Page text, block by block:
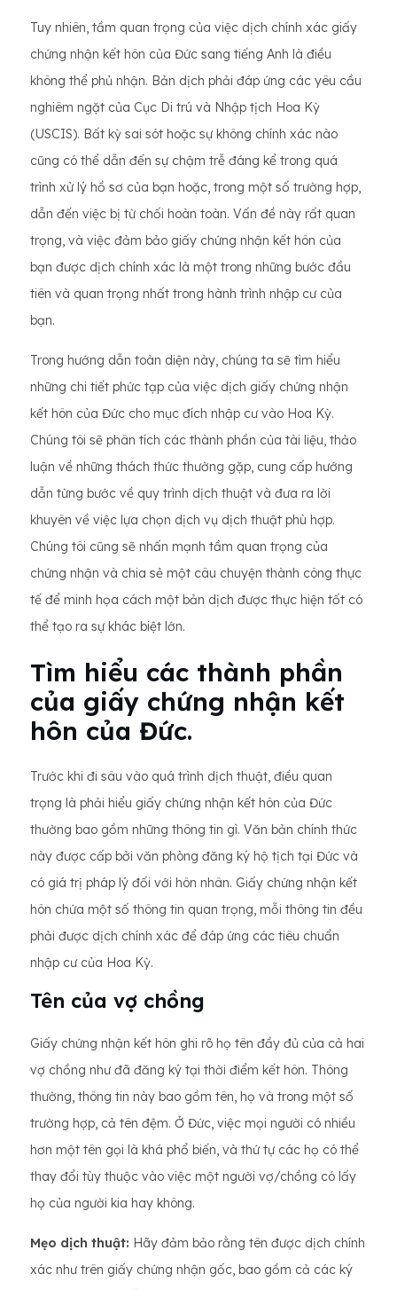
Tuy nhiên, tầm quan trọng của việc dịch chính xác giấy
chứng nhận kết hôn của Đức sang tiếng Anh là điều
không thể phủ nhận. Bản dịch phải đáp ứng các yêu cầu
nghiêm ngặt của Cục Di trú và Nhập tịch Hoa Kỳ
(USCIS). Bất kỳ sai sót hoặc sự không chính xác nào
cũng có thể dẫn đến sự chậm trễ đáng kể trong quá
trình xử lý hồ sơ của bạn hoặc, trong một số trường hợp,
dẫn đến việc bị từ chối hoàn toàn. Vấn đề này rất quan
trọng, và việc đảm bảo giấy chứng nhận kết hôn của
bạn được dịch chính xác là một trong những bước đầu
tiên và quan trọng nhất trong hành trình nhập cư của
bạn.
Trong hướng dẫn toàn diện này, chúng ta sẽ tìm hiểu
những chi tiết phức tạp của việc dịch giấy chứng nhận
kết hôn của Đức cho mục đích nhập cư vào Hoa Kỳ.
Chúng tôi sẽ phân tích các thành phần của tài liệu, thảo
luận về những thách thức thường gặp, cung cấp hướng
dẫn từng bước về quy trình dịch thuật và đưa ra lời
khuyên về việc lựa chọn dịch vụ dịch thuật phù hợp.
Chúng tôi cũng sẽ nhấn mạnh tầm quan trọng của
chứng nhận và chia sẻ một câu chuyện thành công thực
tế để minh họa cách một bản dịch được thực hiện tốt có
thể tạo ra sự khác biệt lớn.
Tìm hiểu các thành phần
của giấy chứng nhận kết
hôn của Đức.
Trước khi đi sâu vào quá trình dịch thuật, điều quan
trọng là phải hiểu giấy chứng nhận kết hôn của Đức
thường bao gồm những thông tin gì. Văn bản chính thức
này được cấp bởi văn phòng đăng ký hộ tịch tại Đức và
có giá trị pháp lý đối với hôn nhân. Giấy chứng nhận kết
hôn chứa một số thông tin quan trọng, mỗi thông tin đều
phải được dịch chính xác để đáp ứng các tiêu chuẩn
nhập cư của Hoa Kỳ.
Tên của vợ chồng
Giấy chứng nhận kết hôn ghi rõ họ tên đầy đủ của cả hai
vợ chồng như đã đăng ký tại thời điểm kết hôn. Thông
thường, thông tin này bao gồm tên, họ và trong một số
trường hợp, cả tên đệm. Ở Đức, việc mọi người có nhiều
hơn một tên gọi là khá phổ biến, và thứ tự các họ có thể
thay đổi tùy thuộc vào việc một người vợ/chồng có lấy
họ của người kia hay không.
Mẹo dịch thuật: Hãy đảm bảo rằng tên được dịch chính
xác như trên giấy chứng nhận gốc, bao gồm cả các ký